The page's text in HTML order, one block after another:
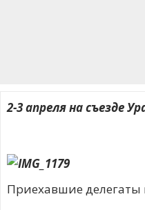
2-3 апреля на съезде
Приехавшие делегаты